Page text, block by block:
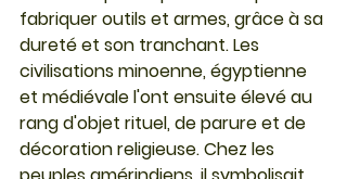
fabriquer outils et armes, grâce à sa
dureté et son tranchant. Les
civilisations minoenne, égyptienne
et médiévale l'ont ensuite élevé au
rang d'objet rituel, de parure et de
décoration religieuse. Chez les